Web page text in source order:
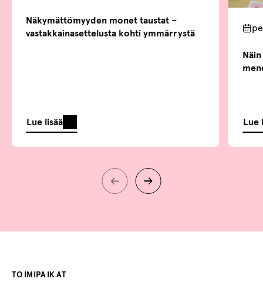
Näkymättömyyden monet taustat –
vastakkainasettelusta kohti ymmärrystä
Lue lisää Lue
TOIMIPAIKAT